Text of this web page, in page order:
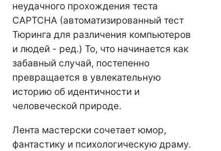
неудачного прохождения теста
CAPTCHA (автоматизированный тест
Тюринга для различения компьютеров
и людей - ред.) То, что начинается как
забавный случай, постепенно
превращается в увлекательную
историю об идентичности и
человеческой природе.
Лента мастерски сочетает юмор,
фантастику и психологическую драму.